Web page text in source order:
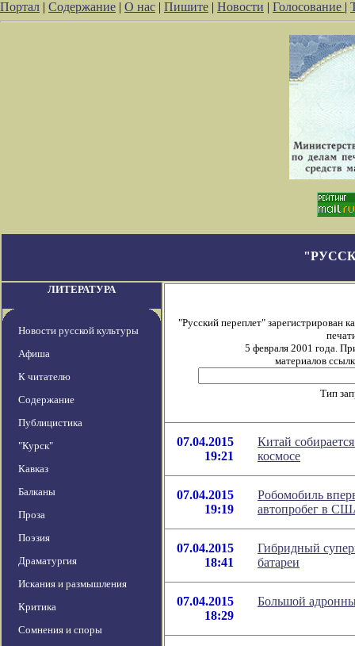
Портал | Содержание | О нас | Пишите | Новости | Голосование |
ЛИТЕРАТУРА
Новости русской культуры
Афиша
К читателю
Содержание
Публицистика
"Курск"
Кавказ
Балканы
Проза
Поэзия
Драматургия
Искания и размышления
Критика
Сомнения и споры
"Русский переплет" зарегистрирован
5 февраля 2001 года.
материалов
Тип
07.04.2015
19:21
Китай
космосе
07.04.2015
19:19
Робомобиль
автопробег в
07.04.2015
18:41
Гибридный
батареи
07.04.2015
18:29
Большой